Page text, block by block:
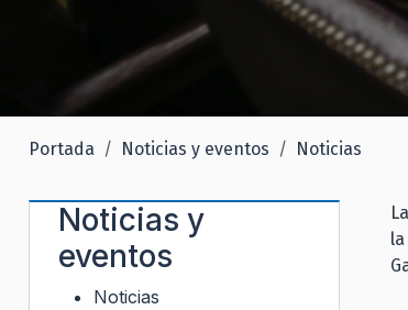
Portada Noticias y eventos Noticias
Noticias y
eventos
Noticias